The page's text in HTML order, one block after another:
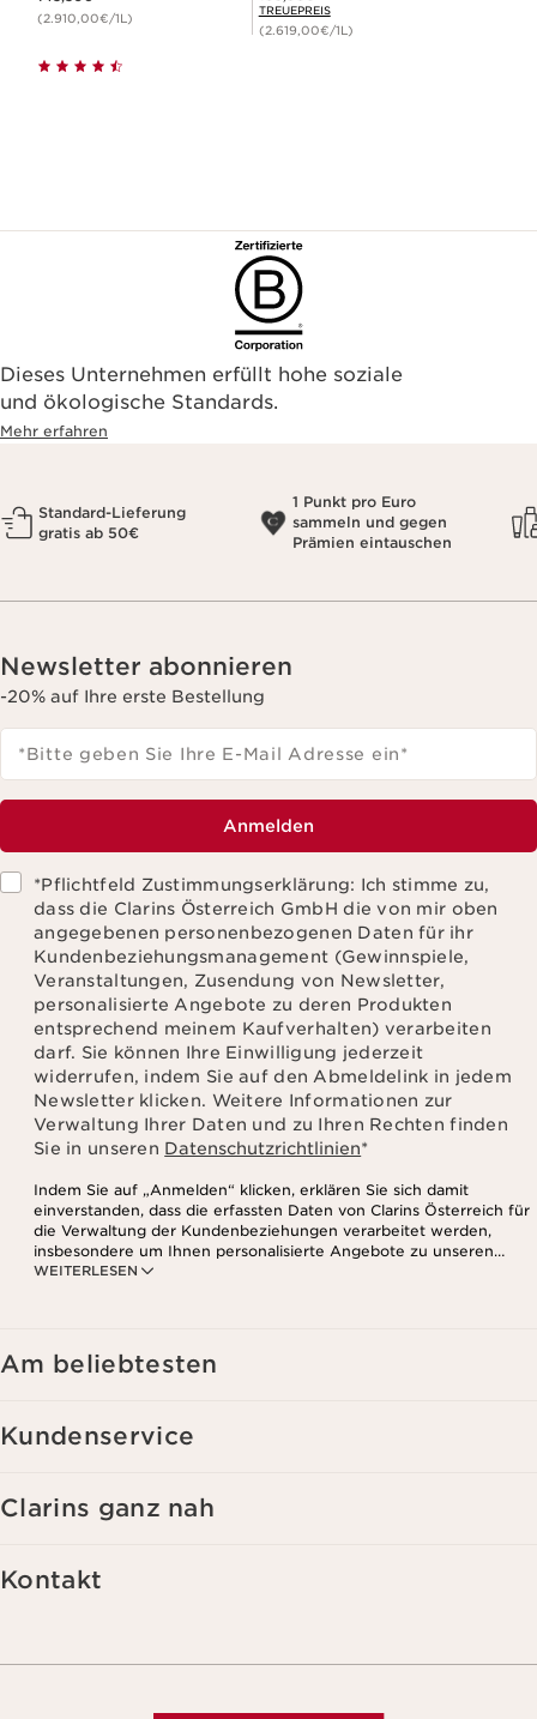
(2.910,00€/1L)
TREUEPREIS
(2.619,00€/1L)
Dieses Unternehmen erfüllt hohe soziale
und ökologische Standards.
Mehr erfahren
Standard-Lieferung
gratis ab 50€
1 Punkt pro Euro
sammeln und gegen
Prämien eintauschen
Newsletter abonnieren
-20% auf Ihre erste Bestellung
*Bitte geben Sie Ihre E-Mail Adresse ein*
Anmelden
*Pflichtfeld Zustimmungserklärung: Ich stimme zu,
dass die Clarins Österreich GmbH die von mir oben
angegebenen personenbezogenen Daten für ihr
Kundenbeziehungsmanagement (Gewinnspiele,
Veranstaltungen, Zusendung von Newsletter,
personalisierte Angebote zu deren Produkten
entsprechend meinem Kaufverhalten) verarbeiten
darf. Sie können Ihre Einwilligung jederzeit
widerrufen, indem Sie auf den Abmeldelink in jedem
Newsletter klicken. Weitere Informationen zur
Verwaltung Ihrer Daten und zu Ihren Rechten finden
Sie in unseren Datenschutzrichtlinien*
WEITERLESEN
Indem Sie auf „Anmelden“ klicken, erklären Sie sich damit
einverstanden, dass die erfassten Daten von Clarins Österreich für
die Verwaltung der Kundenbeziehungen verarbeitet werden,
insbesondere um Ihnen personalisierte Angebote zu unseren
Produkten und Dienstleistungen entsprechend Ihrem
Am beliebtesten
Kundenservice
Clarins ganz nah
Kontakt